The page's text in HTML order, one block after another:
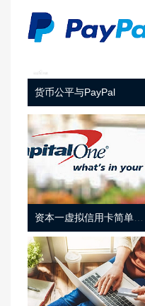
货币公平与PayPal
资本一虚拟信用卡简单介绍